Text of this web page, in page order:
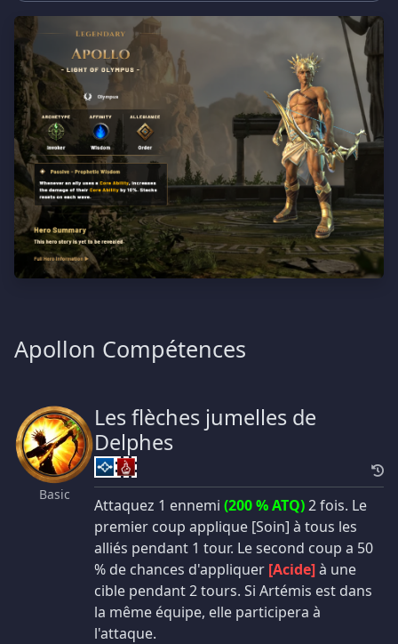
Apollon Compétences
Basic
Les flèches jumelles de
Delphes
Attaquez 1 ennemi (200 % ATQ)2 fois. Le
premier coup applique [Soin] à tous les
alliés pendant 1 tour. Le second coup a 50
% de chances d'appliquer [Acide]à une
cible pendant 2 tours. Si Artémis est dans
la même équipe, elle participera à
l'attaque.